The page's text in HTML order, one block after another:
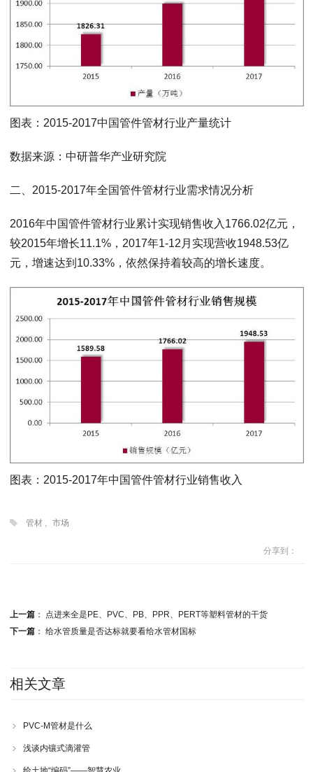
图表：2015-2017中国管件管材行业产量统计
数据来源：中研普华产业研究院
二、2015-2017年全国管件管材行业需求情况分析
2016年中国管件管材行业累计实现销售收入1766.02亿元，
较2015年增长11.1%，2017年1-12月实现营收1948.53亿
元，增速达到10.33%，依然保持着较高的增长速度。
图表：2015-2017年中国管件管材行业销售收入
管材, 市场
分享到：
上一篇：
点进来全是PE、PVC、PB、PPR、PERT等塑料管材的干货
下一篇： 给水管质量是否达标就要看给水管材国标
相关文章
PVC-M管材是什么
浅谈内镶式滴灌管